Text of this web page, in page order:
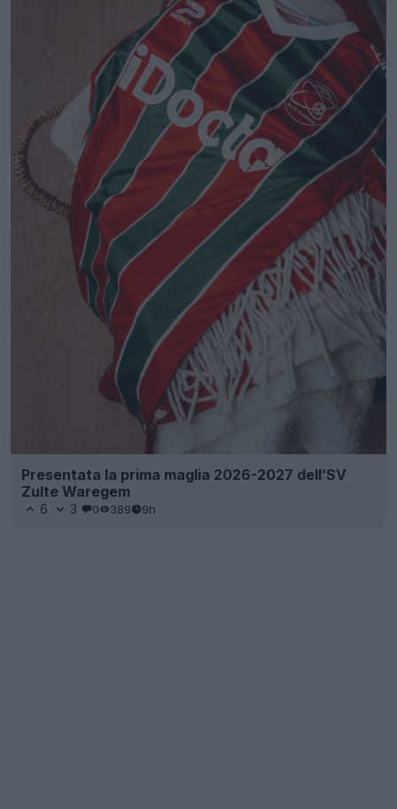
Presentata la prima maglia 2026-2027 dell’SV
Zulte Waregem
6 3 0 389 9h